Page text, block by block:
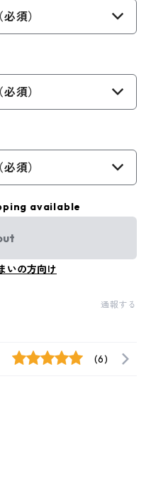
須）
須）
須）
available
いの方向け
通報する
(6)